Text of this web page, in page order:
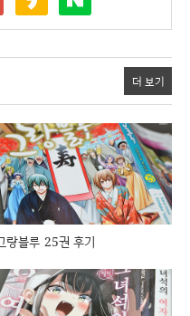
더 보기
랑블루 25권 후기